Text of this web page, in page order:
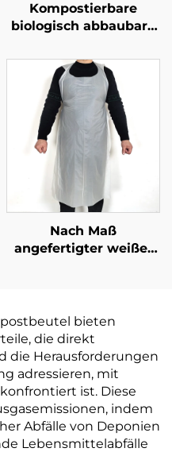
Kompostierbare
biologisch abbaubare
Biologisch abbaubar &
kompostierbar aus
PLA PBAT Maisstärke
Material
Nach Maß
angefertigter weißer
bieten
die direkt
die Herausforderungen
adressieren, mit
ist. Diese
indem
Abfälle von Deponien
Lebensmittelabfälle